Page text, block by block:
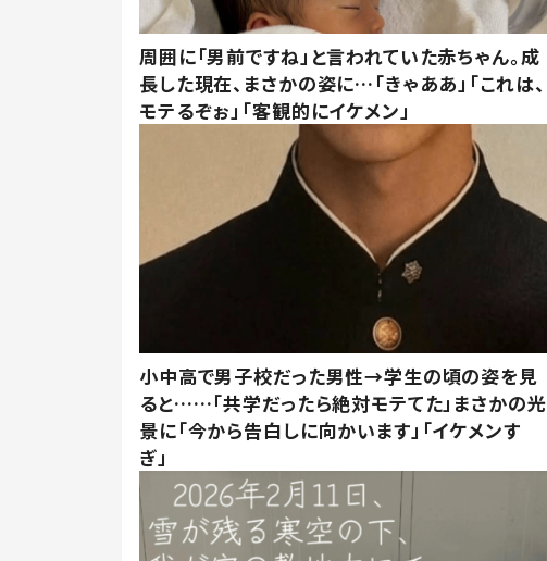
周囲に「男前ですね」と言われていた赤ちゃん。成
長した現在、まさかの姿に…「きゃああ」「これは、
モテるぞぉ」「客観的にイケメン」
小中高で男子校だった男性→学生の頃の姿を見
ると……「共学だったら絶対モテてた」まさかの光
景に「今から告白しに向かいます」「イケメンす
ぎ」